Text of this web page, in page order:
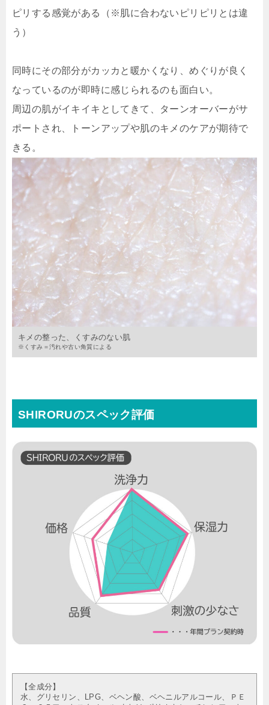
ピリする感覚がある（※肌に合わないピリピリとは違
う）
同時にその部分がカッカと暖かくなり、めぐりが良く
なっているのが即時に感じられるのも面白い。
周辺の肌がイキイキとしてきて、ターンオーバーがサ
ポートされ、トーンアップや肌のキメのケアが期待で
きる。
キメの整った、くすみのない肌
※くすみ＝汚れや古い角質による
SHIRORUのスペック評価
【全成分】
水、グリセリン、LPG、ベヘン酸、ベヘニルアルコール、ＰＥ